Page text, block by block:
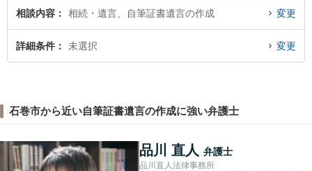
相談内容 相続・遺言、自筆証書遺言の作成 変更
詳細条件 未選択 変更
石巻市から近い自筆証書遺言の作成に強い弁護士
品川 直人 弁護士
品川直人法律事務所